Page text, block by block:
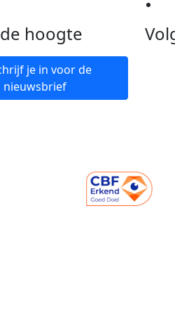
hoogte
je in voor de
nieuwsbrief